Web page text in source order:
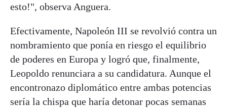
esto!", observa Anguera.
Efectivamente, Napoleón III se revolvió contra un
nombramiento que ponía en riesgo el equilibrio
de poderes en Europa y logró que, finalmente,
Leopoldo renunciara a su candidatura. Aunque el
encontronazo diplomático entre ambas potencias
sería la chispa que haría detonar pocas semanas